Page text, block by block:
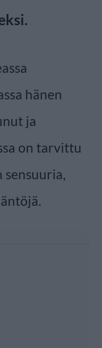
hänen
ja
on tarvittu
sensuuria,